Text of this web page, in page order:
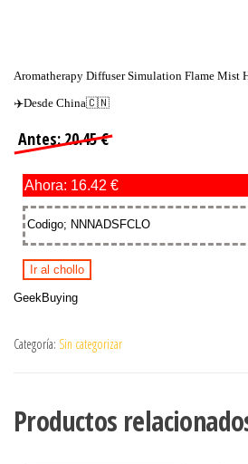
Aromatherapy Diffuser Simulation Flame Mist
✈️Desde China🇨🇳
Antes: 20.45 €
Ahora: 16.42 €
Codigo; NNNADSFCLO
Ir al chollo
GeekBuying
Categoría: Sin categorizar
Productos